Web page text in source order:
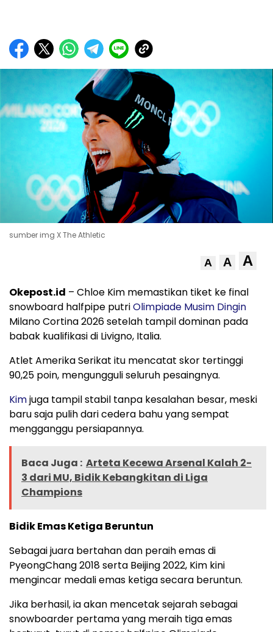
sumber img X The Athletic
A A A
Okepost.id – Chloe Kim memastikan tiket ke final
snowboard halfpipe putriOlimpiade Musim Dingin
Milano Cortina 2026 setelah tampil dominan pada
babak kualifikasi di Livigno, Italia.
Atlet Amerika Serikat itu mencatat skor tertinggi
90,25 poin, mengungguli seluruh pesaingnya.
Kimjuga tampil stabil tanpa kesalahan besar, meski
baru saja pulih dari cedera bahu yang sempat
mengganggu persiapannya.
Baca Juga : Arteta Kecewa Arsenal Kalah 2-
3 dari MU, Bidik Kebangkitan di Liga
Champions
Bidik Emas Ketiga Beruntun
Sebagai juara bertahan dan peraih emas di
PyeongChang 2018 serta Beijing 2022, Kim kini
mengincar medali emas ketiga secara beruntun.
Jika berhasil, ia akan mencetak sejarah sebagai
snowboarder pertama yang meraih tiga emas